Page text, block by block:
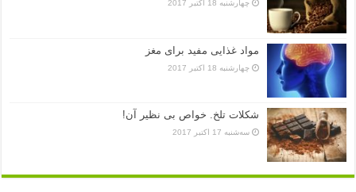
چهارشنبه 18 اکتبر 2017
مواد غذایی مفید برای مغز
چهارشنبه 18 اکتبر 2017
شکلات تلخ. خواص بی نظیر آن!
سه‌شنبه 17 اکتبر 2017